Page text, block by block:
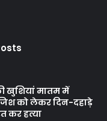
खुशियां मातम में
को लेकर दिन-दहाड़े
कर हत्या